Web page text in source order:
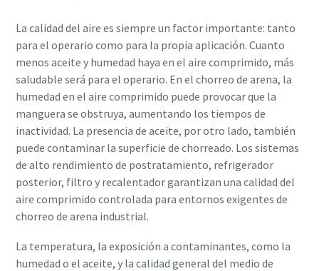
La calidad del aire es siempre un factor importante: tanto
para el operario como para la propia aplicación. Cuanto
menos aceite y humedad haya en el aire comprimido, más
saludable será para el operario. En el chorreo de arena, la
humedad en el aire comprimido puede provocar que la
manguera se obstruya, aumentando los tiempos de
inactividad. La presencia de aceite, por otro lado, también
puede contaminar la superficie de chorreado. Los sistemas
de alto rendimiento de postratamiento, refrigerador
posterior, filtro y recalentador garantizan una calidad del
aire comprimido controlada para entornos exigentes de
chorreo de arena industrial.
La temperatura, la exposición a contaminantes, como la
humedad o el aceite, y la calidad general del medio de